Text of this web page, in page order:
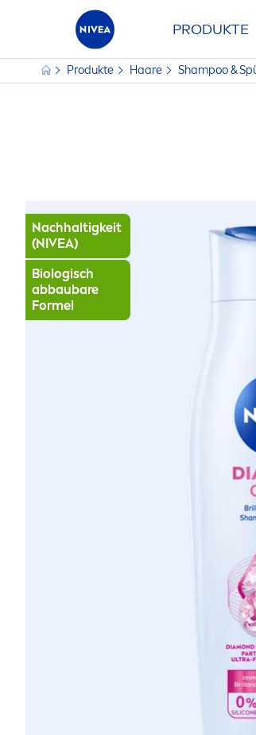
PRODUKTE
Produkte Haare Shampoo &
Nachhaltigkeit
(NIVEA)
Biologisch
abbaubare
Formel